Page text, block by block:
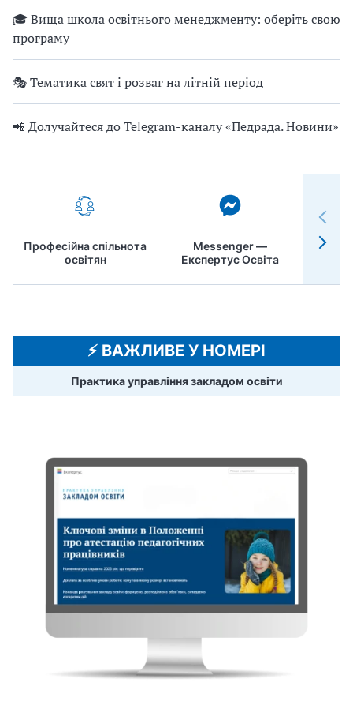
🎓 Вища школа освітнього менеджменту: оберіть свою
програму
🎭 Тематика свят і розваг на літній період
📲 Долучайтеся до Telegram-каналу «Педрада. Новини»
Професійна спільнота
освітян
Messenger —
Експертус Освіта
⚡️ ВАЖЛИВЕ У НОМЕРІ
Практика управління закладом освіти